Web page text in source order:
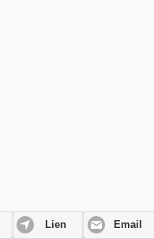
Lien Email